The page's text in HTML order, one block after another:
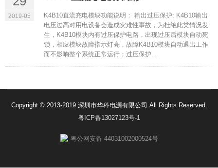
2019-05
K4B10直流充电模块功能说明： 输出过压保护: K4B10输出
电压过高对用电设备会造成灾难性事故，为杜绝此类情况发
生，K4B10模块内有过压保护电路，出现过压后模块自动死
锁，相应模块故障指示灯亮，故障K4B10模块自动退出工作
而不影响整个系统正常运行；过压保护...
Copyright © 2013-2019 深圳市华科电源有限公司 All Rights Reserved.
粤ICP备13027123号-1
粤公网安备 44031002000524号